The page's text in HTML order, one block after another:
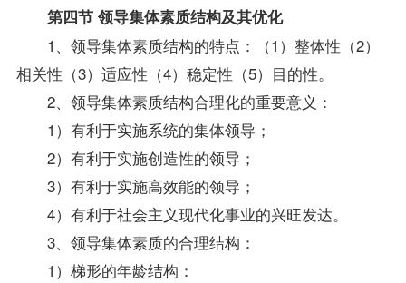
第四节 领导集体素质结构及其优化
1、领导集体素质结构的特点：（1）整体性（2）
相关性（3）适应性（4）稳定性（5）目的性。
2、领导集体素质结构合理化的重要意义：
1）有利于实施系统的集体领导；
2）有利于实施创造性的领导；
3）有利于实施高效能的领导；
4）有利于社会主义现代化事业的兴旺发达。
3、领导集体素质的合理结构：
1）梯形的年龄结构：